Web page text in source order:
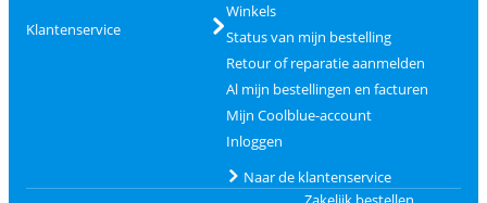
Klantenservice
Winkels
Status van mijn bestelling
Retour of reparatie aanmelden
Al mijn bestellingen en facturen
Mijn Coolblue-account
Inloggen
Naar de klantenservice